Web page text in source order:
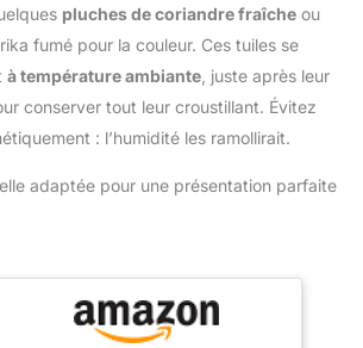
cuisine, préparer de
délicieux plats devient un
jeu d'enfant. Grâce à sa
forme et à sa surface
lisse, vous pouvez
l'utiliser pour pétrir et
fraîches, des raviolis, des
pour tout cuisinier
passionné ! Facile à
pluches de coriandre fraîche ou
fumé pour la couleur. Ces tuiles se
à température ambiante , juste après leur
conserver tout leur croustillant. Évitez
: l’humidité les ramollirait.
adaptée pour une présentation parfaite